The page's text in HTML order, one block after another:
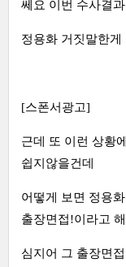
쎄요 이번 수사결
정용화 거짓말한
[스폰서광고]
근데 또 이런 상황
쉽지않을건데
어떻게 보면 정용
출장면접!이라고
심지어 그 출장면